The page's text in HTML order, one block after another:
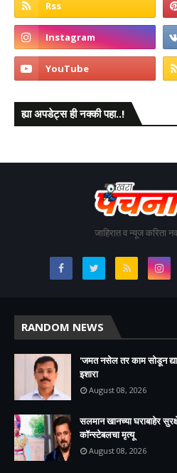
ह्या अपडेट्स ही नक्की पहा..!
जाहिरात व न्यूज करिता
RANDOM NEWS
'जमत नसेल तर काम सोडून
इशारा
August 08, 2026
सलमान खानच्या घराबाहेर
कॉन्स्टेबलचा मृत्यू
August 08, 2026